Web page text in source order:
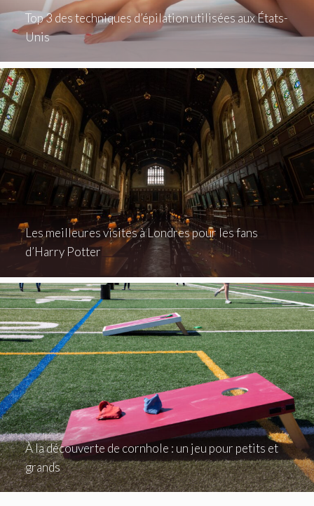
Top 3 des techniques d’épilation utilisées aux États-
Unis
Les meilleures visites à Londres pour les fans
d’Harry Potter
À la découverte de cornhole : un jeu pour petits et
grands